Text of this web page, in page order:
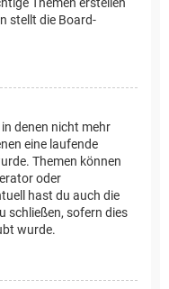
stellt die Board-
denen nicht mehr
eine laufende
Themen können
oder
hast du auch die
schließen, sofern dies
wurde.